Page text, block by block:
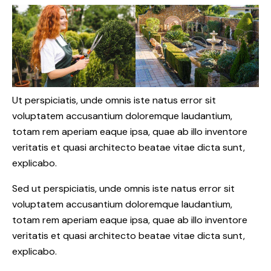
Ut perspiciatis, unde omnis iste natus error sit
voluptatem accusantium doloremque laudantium,
totam rem aperiam eaque ipsa, quae ab illo inventore
veritatis et quasi architecto beatae vitae dicta sunt,
explicabo.
Sed ut perspiciatis, unde omnis iste natus error sit
voluptatem accusantium doloremque laudantium,
totam rem aperiam eaque ipsa, quae ab illo inventore
veritatis et quasi architecto beatae vitae dicta sunt,
explicabo.